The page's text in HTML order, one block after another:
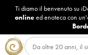
Ti diamo il benvenuto su
onlineed enoteca con